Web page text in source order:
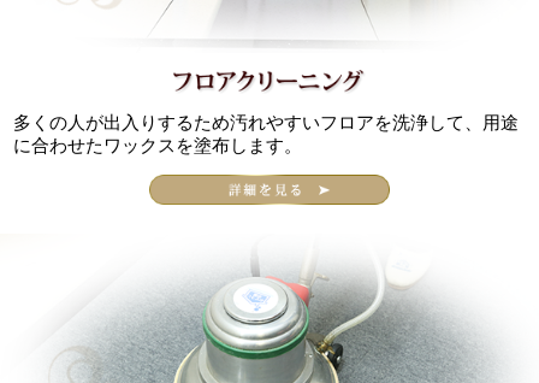
多くの人が出入りするため汚れやすいフロアを洗浄して、用途
に合わせたワックスを塗布します。